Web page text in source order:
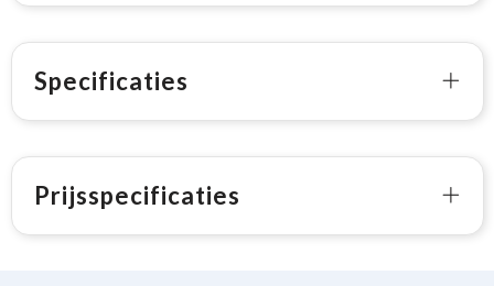
Specificaties
Prijsspecificaties